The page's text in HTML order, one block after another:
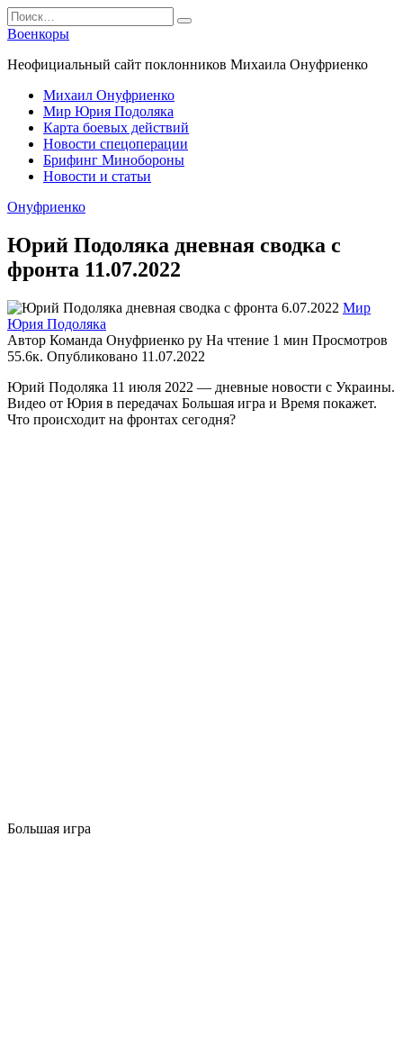
Перейти
к
содержанию
Search
for:
Военкоры
Неофициальный сайт поклонников Михаила Онуфриенко
Михаил Онуфриенко
Мир Юрия Подоляка
Карта боевых действий
Новости спецоперации
Брифинг Минобороны
Новости и статьи
Онуфриенко
Юрий Подоляка дневная сводка с
фронта 11.07.2022
Мир
Юрия Подоляка
Автор Команда Онуфриенко ру На чтение 1 мин Просмотров
55.6к. Опубликовано 11.07.2022
Юрий Подоляка 11 июля 2022 — дневные новости с Украины.
Видео от Юрия в передачах Большая игра и Время покажет.
Что происходит на фронтах сегодня?
Большая игра